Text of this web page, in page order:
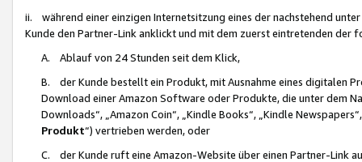
ii. während einer einzigen Internetsitzung eines der nachstehend
Kunde den Partner-Link anklickt und mit dem zuerst eintretenden der
A. Ablauf von 24 Stunden seit dem Klick,
B. der Kunde bestellt ein Produkt, mit Ausnahme eines digitalen
Download einer Amazon Software oder Produkte, die unter dem
Downloads“, „Amazon Coin“, „Kindle Books“, „Kindle
Produkt“) vertrieben werden, oder
C. der Kunde ruft eine Amazon-Website über einen Partner-Link